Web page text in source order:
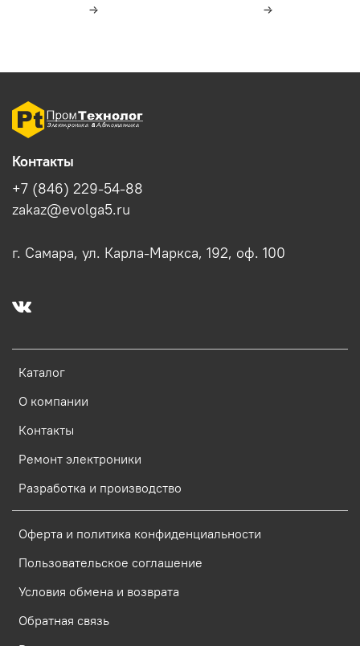
Каталог
О компании
Контакты
Ремонт электроники
Разработка и производство
Оферта и политика конфиденциальности
Пользовательское соглашение
Условия обмена и возврата
Обратная связь
Контакты
+7 (846) 229-54-88
zakaz@evolga5.ru
г. Самара, ул. Карла-Маркса, 192, оф. 100